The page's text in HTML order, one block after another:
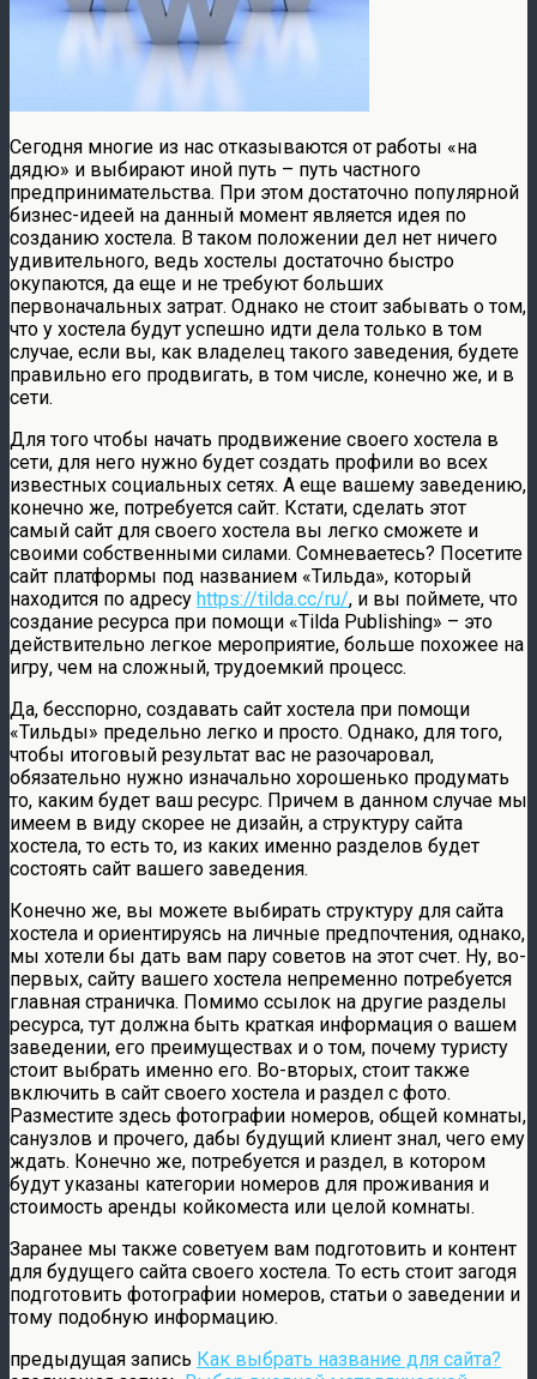
Сегодня многие из нас отказываются от работы «на
дядю» и выбирают иной путь – путь частного
предпринимательства. При этом достаточно популярной
бизнес-идеей на данный момент является идея по
созданию хостела. В таком положении дел нет ничего
удивительного, ведь хостелы достаточно быстро
окупаются, да еще и не требуют больших
первоначальных затрат. Однако не стоит забывать о том,
что у хостела будут успешно идти дела только в том
случае, если вы, как владелец такого заведения, будете
правильно его продвигать, в том числе, конечно же, и в
сети.
Для того чтобы начать продвижение своего хостела в
сети, для него нужно будет создать профили во всех
известных социальных сетях. А еще вашему заведению,
конечно же, потребуется сайт. Кстати, сделать этот
самый сайт для своего хостела вы легко сможете и
своими собственными силами. Сомневаетесь? Посетите
сайт платформы под названием «Тильда», который
находится по адресу https://tilda.cc/ru/, и вы поймете, что
создание ресурса при помощи «Tilda Publishing» – это
действительно легкое мероприятие, больше похожее на
игру, чем на сложный, трудоемкий процесс.
Да, бесспорно, создавать сайт хостела при помощи
«Тильды» предельно легко и просто. Однако, для того,
чтобы итоговый результат вас не разочаровал,
обязательно нужно изначально хорошенько продумать
то, каким будет ваш ресурс. Причем в данном случае мы
имеем в виду скорее не дизайн, а структуру сайта
хостела, то есть то, из каких именно разделов будет
состоять сайт вашего заведения.
Конечно же, вы можете выбирать структуру для сайта
хостела и ориентируясь на личные предпочтения, однако,
мы хотели бы дать вам пару советов на этот счет. Ну, во-
первых, сайту вашего хостела непременно потребуется
главная страничка. Помимо ссылок на другие разделы
ресурса, тут должна быть краткая информация о вашем
заведении, его преимуществах и о том, почему туристу
стоит выбрать именно его. Во-вторых, стоит также
включить в сайт своего хостела и раздел с фото.
Разместите здесь фотографии номеров, общей комнаты,
санузлов и прочего, дабы будущий клиент знал, чего ему
ждать. Конечно же, потребуется и раздел, в котором
будут указаны категории номеров для проживания и
стоимость аренды койкоместа или целой комнаты.
Заранее мы также советуем вам подготовить и контент
для будущего сайта своего хостела. То есть стоит загодя
подготовить фотографии номеров, статьи о заведении и
тому подобную информацию.
предыдущая запись Как выбрать название для сайта?